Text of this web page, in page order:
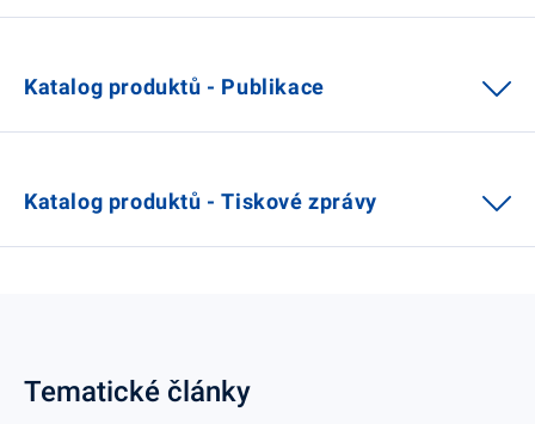
Katalog produktů - Publikace
Katalog produktů - Tiskové zprávy
Tematické články